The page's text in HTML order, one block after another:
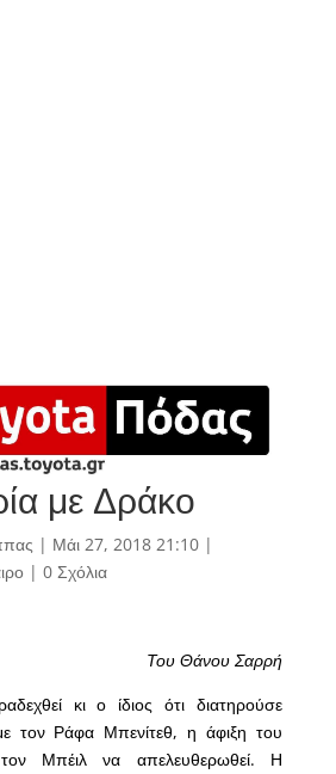
με Δράκο
| Μάι 27, 2018 21:10|
| 0 Σχόλια
Του Θάνου Σαρρή
κι ο ίδιος ότι διατηρούσε
τον Ράφα Μπενίτεθ, η άφιξη του
Μπέιλ να απελευθερωθεί. Η